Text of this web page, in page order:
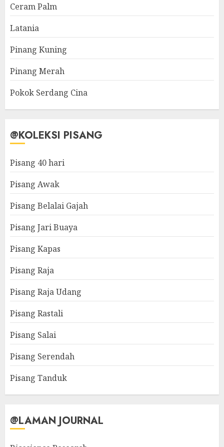
Ceram Palm
Latania
Pinang Kuning
Pinang Merah
Pokok Serdang Cina
@KOLEKSI PISANG
Pisang 40 hari
Pisang Awak
Pisang Belalai Gajah
Pisang Jari Buaya
Pisang Kapas
Pisang Raja
Pisang Raja Udang
Pisang Rastali
Pisang Salai
Pisang Serendah
Pisang Tanduk
@LAMAN JOURNAL